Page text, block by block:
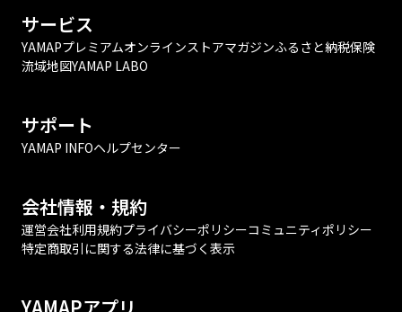
サービス
YAMAPプレミアムオンラインストアマガジンふるさと納税保険
流域地図YAMAP LABO
サポート
YAMAP INFOヘルプセンター
会社情報・規約
運営会社利用規約プライバシーポリシーコミュニティポリシー
特定商取引に関する法律に基づく表示